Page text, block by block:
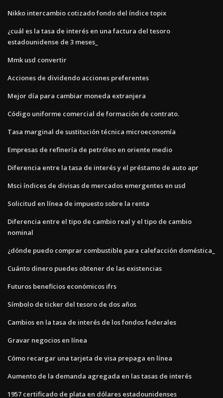
Nikko intercambio cotizado fondo del índice topix
¿cuál es la tasa de interés en una factura del tesoro
estadounidense de 3 meses_
Mmk usd convertir
Acciones de dividendo acciones preferentes
Mejor día para cambiar moneda extranjera
Código uniforme comercial de formación de contrato.
Tasa marginal de sustitución técnica microeconomía
Empresas de refinería de petróleo en oriente medio
Diferencia entre la tasa de interés y el préstamo de auto apr
Msci índices de divisas de mercados emergentes en usd
Solicitud en línea de impuesto sobre la renta
Diferencia entre el tipo de cambio real y el tipo de cambio
nominal
¿dónde puedo comprar combustible para calefacción doméstica_
Cuánto dinero puedes obtener de las existencias
Futuros beneficios económicos ifrs
Símbolo de ticker del tesoro de dos años
Cambios en la tasa de interés de los fondos federales
Gravar negocios en línea
Cómo recargar una tarjeta de visa prepaga en línea
Aumento de la demanda agregada en las tasas de interés
1957 certificado de plata en dólares estadounidenses